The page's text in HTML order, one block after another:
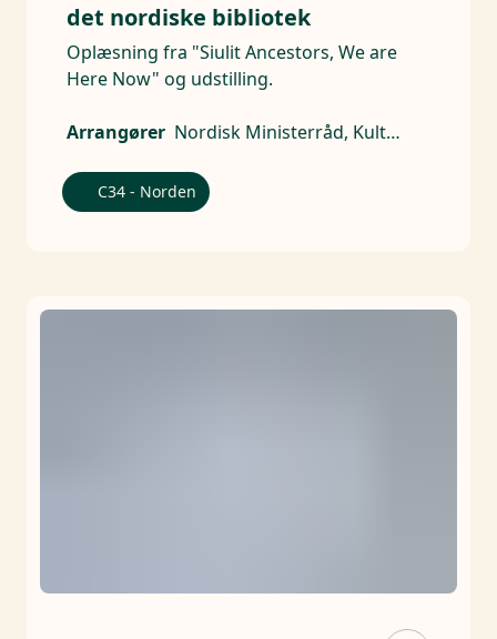
det nordiske bibliotek
Oplæsning fra "Siulit Ancestors, We are
Here Now" og udstilling.
Arrangører Nordisk Ministerråd, Kulturforeningen Meigart
C34 - Norden